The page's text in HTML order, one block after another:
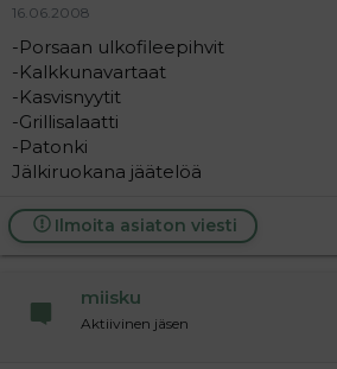
16.06.2008
-Porsaan ulkofileepihvit
-Kalkkunavartaat
-Kasvisnyytit
-Grillisalaatti
-Patonki
Jälkiruokana jäätelöä
Ilmoita asiaton viesti
miisku
Aktiivinen jäsen